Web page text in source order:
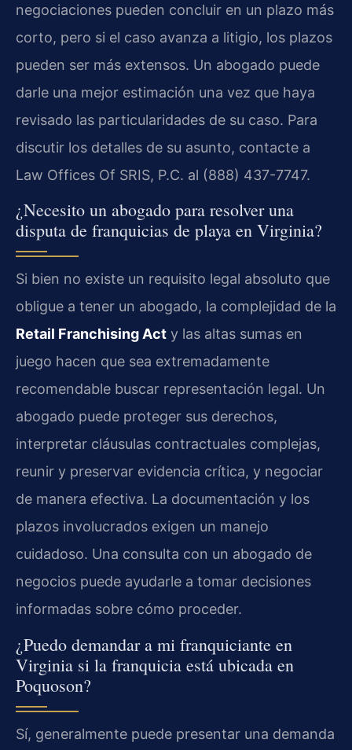
negociaciones pueden concluir en un plazo más
corto, pero si el caso avanza a litigio, los plazos
pueden ser más extensos. Un abogado puede
darle una mejor estimación una vez que haya
revisado las particularidades de su caso. Para
discutir los detalles de su asunto, contacte a
Law Offices Of SRIS, P.C. al (888) 437-7747.
¿Necesito un abogado para resolver una
disputa de franquicias de playa en Virginia?
Si bien no existe un requisito legal absoluto que
obligue a tener un abogado, la complejidad de la
Retail Franchising Act y las altas sumas en
juego hacen que sea extremadamente
recomendable buscar representación legal. Un
abogado puede proteger sus derechos,
interpretar cláusulas contractuales complejas,
reunir y preservar evidencia crítica, y negociar
de manera efectiva. La documentación y los
plazos involucrados exigen un manejo
cuidadoso. Una consulta con un abogado de
negocios puede ayudarle a tomar decisiones
informadas sobre cómo proceder.
¿Puedo demandar a mi franquiciante en
Virginia si la franquicia está ubicada en
Poquoson?
Sí, generalmente puede presentar una demanda